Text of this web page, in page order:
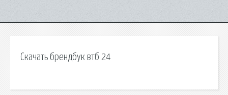
Скачать брендбук втб 24